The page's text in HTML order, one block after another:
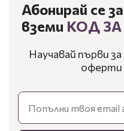
Абонирай се
вземи КОД
Научавай първи
оферти
Email